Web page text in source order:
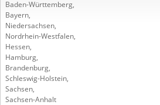
Baden-Württemberg,
Bayern,
Niedersachsen,
Nordrhein-Westfalen,
Hessen,
Hamburg,
Brandenburg,
Schleswig-Holstein,
Sachsen,
Sachsen-Anhalt